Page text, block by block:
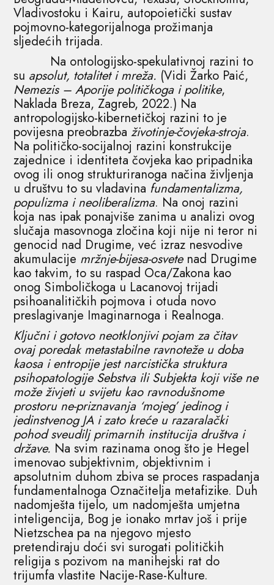
Vladivostoku i Kairu, autopoietički sustav
pojmovno-kategorijalnoga prožimanja
sljedećih trijada.
Na ontologijsko-spekulativnoj razini to
su apsolut, totalitet i mreža. (Vidi Žarko Paić,
Nemezis – Aporije političkoga i politike,
Naklada Breza, Zagreb, 2022.) Na
antropologijsko-kibernetičkoj razini to je
povijesna preobrazbaživotinje-čovjeka-stroja.
Na političko-socijalnoj razini konstrukcije
zajednice i identiteta čovjeka kao pripadnika
ovog ili onog strukturiranoga načina življenja
u društvu to su vladavina fundamentalizma,
populizma i neoliberalizma. Na onoj razini
koja nas ipak ponajviše zanima u analizi ovog
slučaja masovnoga zločina koji nije ni teror ni
genocid nad Drugime, već izraz nesvodive
akumulacije mržnje-bijesa-osvetenad Drugime
kao takvim, to su raspad Oca/Zakona kao
onog Simboličkoga u Lacanovoj trijadi
psihoanalitičkih pojmova i otuda novo
preslagivanje Imaginarnoga i Realnoga.
Ključni i gotovo neotklonjivi pojam za čitav
ovaj poredak metastabilne ravnoteže u doba
kaosa i entropije jest narcistička struktura
psihopatologije Sebstva ili Subjekta koji više ne
može živjeti u svijetu kao ravnodušnome
prostoru ne-priznavanja ‘mojeg’ jedinog i
jedinstvenog JA i zato kreće u razaralački
pohod sveudilj primarnih institucija društva i
države. Na svim razinama onog što je Hegel
imenovao subjektivnim, objektivnim i
apsolutnim duhom zbiva se proces raspadanja
fundamentalnoga Označitelja metafizike. Duh
nadomješta tijelo, um nadomješta umjetna
inteligencija, Bog je ionako mrtav još i prije
Nietzschea pa na njegovo mjesto
pretendiraju doći svi surogati političkih
religija s pozivom na manihejski rat do
trijumfa vlastite Nacije-Rase-Kulture.